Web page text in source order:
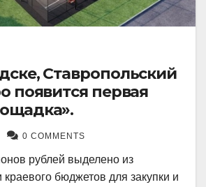
Ставропольский
появится первая
0 COMMENTS
рублей выделено из
бюджетов для закупки и